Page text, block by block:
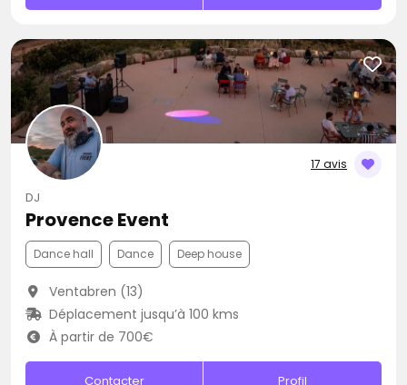
17 avis
DJ
Provence Event
Dance hall Dance Deep house
Ventabren (13)
Déplacement jusqu’à 100 kms
À partir de 700€
Contacter Profil